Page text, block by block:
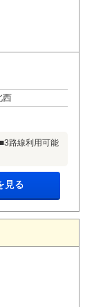
西
路線利用可能
見る